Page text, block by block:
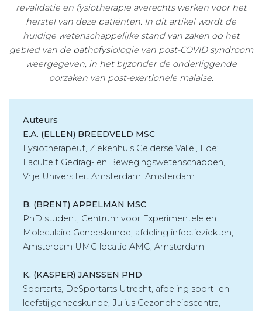
revalidatie en fysiotherapie averechts werken voor het
herstel van deze patiënten. In dit artikel wordt de
huidige wetenschappelijke stand van zaken op het
gebied van de pathofysiologie van post-COVID syndroom
weergegeven, in het bijzonder de onderliggende
oorzaken van post-exertionele malaise.
Auteurs
E.A. (ELLEN) BREEDVELD MSC
Fysiotherapeut, Ziekenhuis Gelderse Vallei, Ede;
Faculteit Gedrag- en Bewegingswetenschappen,
Vrije Universiteit Amsterdam, Amsterdam
B. (BRENT) APPELMAN MSC
PhD student, Centrum voor Experimentele en
Moleculaire Geneeskunde, afdeling infectieziekten,
Amsterdam UMC locatie AMC, Amsterdam
K. (KASPER) JANSSEN PHD
Sportarts, DeSportarts Utrecht, afdeling sport- en
leefstijlgeneeskunde, Julius Gezondheidscentra,